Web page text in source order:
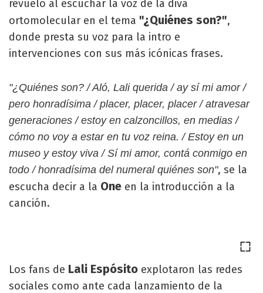
revuelo al escuchar la voz de la diva
ortomolecular en el tema "¿Quiénes son?",
donde presta su voz para la intro e
intervenciones con sus más icónicas frases.
"¿Quiénes son? / Aló, Lali querida / ay sí mi amor /
pero honradísima / placer, placer, placer / atravesar
generaciones / estoy en calzoncillos, en medias /
cómo no voy a estar en tu voz reina. / Estoy en un
museo y estoy viva / Sí mi amor, contá conmigo en
todo / honradísima del numeral quiénes son", se la
escucha decir a la One en la introducción a la
canción.
Los fans de Lali Espósito explotaron las redes
sociales como ante cada lanzamiento de la